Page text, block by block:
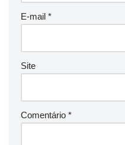
E-mail *
Site
Comentário *